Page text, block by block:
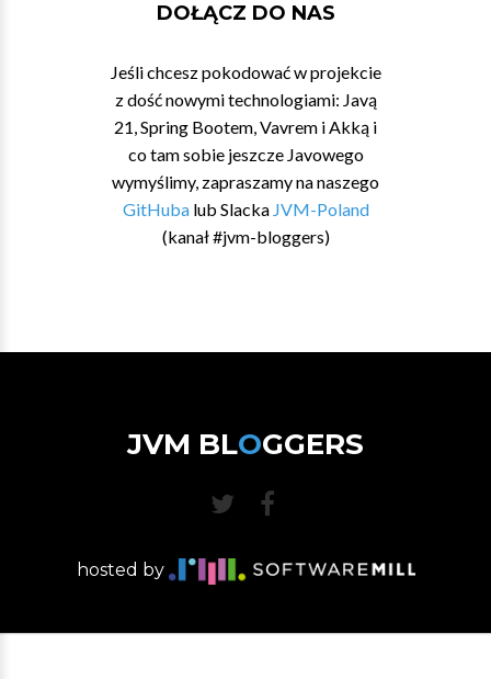
DOŁĄCZ DO NAS
Jeśli chcesz pokodować w projekcie
z dość nowymi technologiami: Javą
21, Spring Bootem, Vavrem i Akką i
co tam sobie jeszcze Javowego
wymyślimy, zapraszamy na naszego
GitHubalub Slacka JVM-Poland
(kanał #jvm-bloggers)
JVM BLOGGERS
hosted by